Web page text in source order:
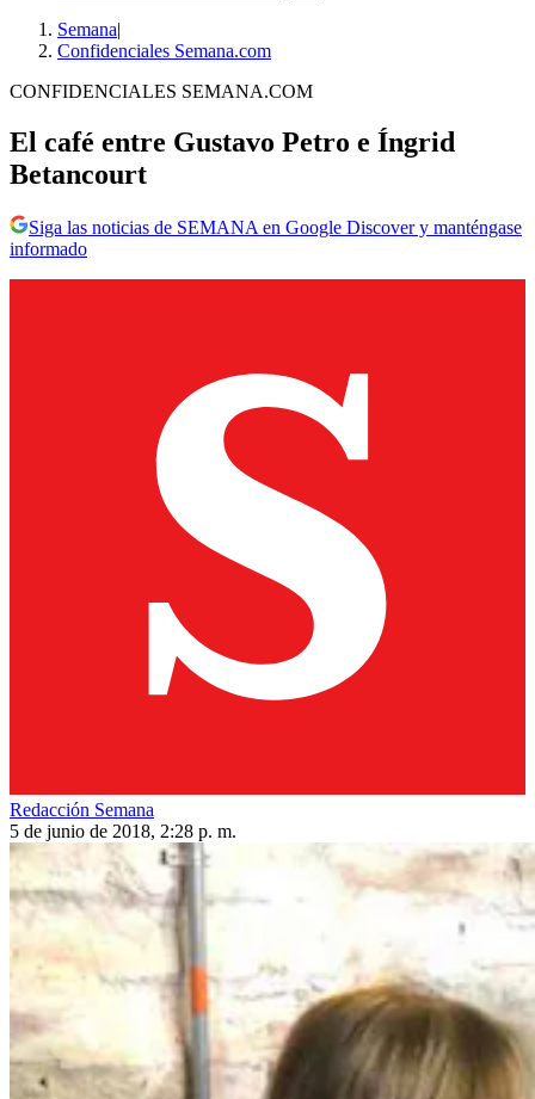
Semana|
Confidenciales Semana.com
CONFIDENCIALES SEMANA.COM
El café entre Gustavo Petro e Íngrid
Betancourt
Siga las noticias de SEMANA en Google Discover y manténgase
informado
Redacción Semana
5 de junio de 2018, 2:28 p. m.